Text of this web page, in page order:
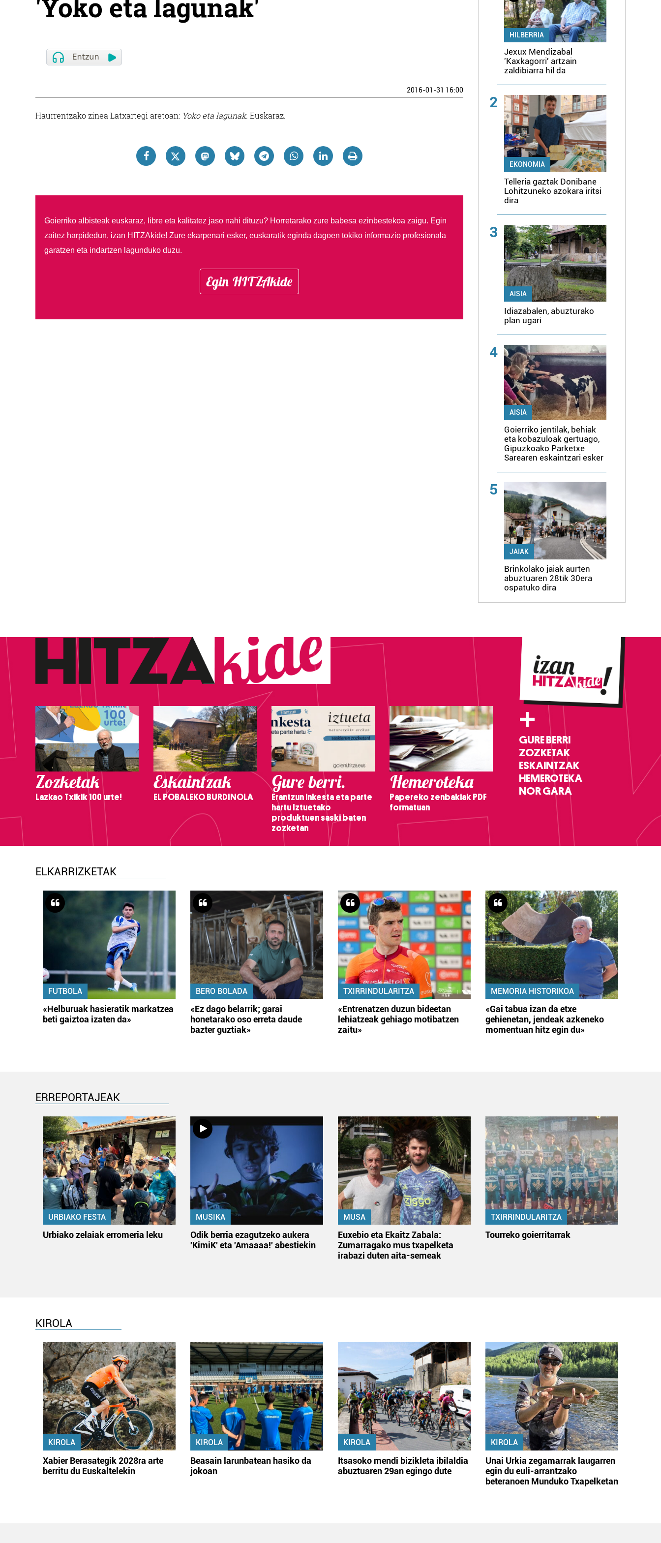
'Yoko eta lagunak'
2016-01-31 16:00
Haurrentzako zinea Latxartegi aretoan: Yoko eta lagunak. Euskaraz.
Goierriko albisteak euskaraz, libre eta kalitatez jaso nahi dituzu? Horretarako zure babesa ezinbestekoa zaigu. Egin
zaitez harpidedun, izan HITZAkide! Zure ekarpenari esker, euskaratik eginda dagoen tokiko informazio profesionala
garatzen eta indartzen lagunduko duzu.
Egin HITZAkide
HILBERRIA
Jexux Mendizabal
'Kaxkagorri' artzain
zaldibiarra hil da
2
EKONOMIA
Telleria gaztak Donibane
Lohitzuneko azokara iritsi
dira
3
AISIA
Idiazabalen, abuzturako
plan ugari
4
AISIA
Goierriko jentilak, behiak
eta kobazuloak gertuago,
Gipuzkoako Parketxe
Sarearen eskaintzari esker
5
JAIAK
Brinkolako jaiak aurten
abuztuaren 28tik 30era
ospatuko dira
Zozketak
Lazkao Txikik 100 urte!
Eskaintzak
EL POBALEKO BURDINOLA
Gure berri.
Erantzun inkesta eta parte
hartu Iztuetako
produktuen saski baten
zozketan
Hemeroteka
Papereko zenbakiak PDF
formatuan
+
GURE BERRI
ZOZKETAK
ESKAINTZAK
HEMEROTEKA
NOR GARA
ELKARRIZKETAK
FUTBOLA
«Helburuak hasieratik markatzea
beti gaiztoa izaten da»
BERO BOLADA
«Ez dago belarrik; garai
honetarako oso erreta daude
bazter guztiak»
TXIRRINDULARITZA
«Entrenatzen duzun bideetan
lehiatzeak gehiago motibatzen
zaitu»
MEMORIA HISTORIKOA
«Gai tabua izan da etxe
gehienetan, jendeak azkeneko
momentuan hitz egin du»
ERREPORTAJEAK
URBIAKO FESTA
Urbiako zelaiak erromeria leku
MUSIKA
Odik berria ezagutzeko aukera
'KimiK' eta 'Amaaaa!' abestiekin
MUSA
Euxebio eta Ekaitz Zabala:
Zumarragako mus txapelketa
irabazi duten aita-semeak
TXIRRINDULARITZA
Tourreko goierritarrak
KIROLA
KIROLA
Xabier Berasategik 2028ra arte
berritu du Euskaltelekin
KIROLA
Beasain larunbatean hasiko da
jokoan
KIROLA
Itsasoko mendi bizikleta ibilaldia
abuztuaren 29an egingo dute
KIROLA
Unai Urkia zegamarrak laugarren
egin du euli-arrantzako
beteranoen Munduko Txapelketan